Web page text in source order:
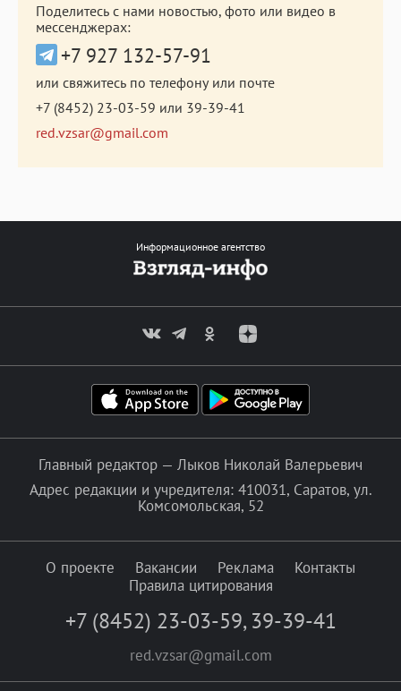
Поделитесь с нами новостью, фото или видео в
мессенджерах:
+7 927 132-57-91
или свяжитесь по телефону или почте
+7 (8452) 23-03-59 или 39-39-41
red.vzsar@gmail.com
Информационное агентство
Главный редактор — Лыков Николай Валерьевич
Адрес редакции и учредителя: 410031, Саратов, ул.
Комсомольская, 52
О проекте Вакансии Реклама
Контакты
Правила цитирования
+7 (8452) 23-03-59, 39-39-41
red.vzsar@gmail.com